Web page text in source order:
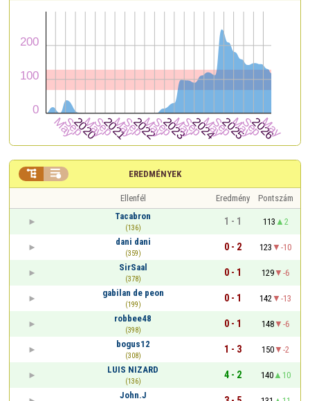
EREDMÉNYEK
 
Ellenfél Eredmény
Pontszám
Tacabron
(136)
1 - 1 113
2
dani dani
(359)
0 - 2 123
-10
SirSaal
(378)
0 - 1 129
-6
gabilan de peon
(199)
0 - 1 142
-13
robbee48
(398)
0 - 1 148
-6
bogus12
(308)
1 - 3 150
-2
LUIS NIZARD
(136)
4 - 2 140
10
John.J